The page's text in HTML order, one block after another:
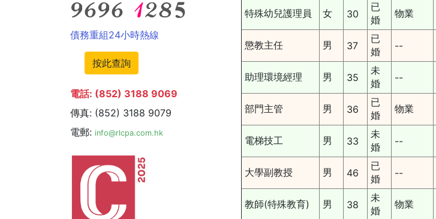
債務重組24小時熱線
按此查詢
電話: (852) 3188 9069
傳真: (852) 3188 9079
電郵: info@rlcpa.com.hk
特殊幼兒護理員 女 30
已
婚
物業
懲教主任 男 37
已
婚
--
助理環境經理 男 35
未
婚
--
部門主管 男 36
已
婚
物業
電梯技工 男 33
未
婚
--
大學副教授 男 46
已
婚
--
教師(特殊教育) 男 38
未
婚
物業